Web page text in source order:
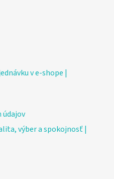
v e-shope |
údajov
výber a spokojnosť |